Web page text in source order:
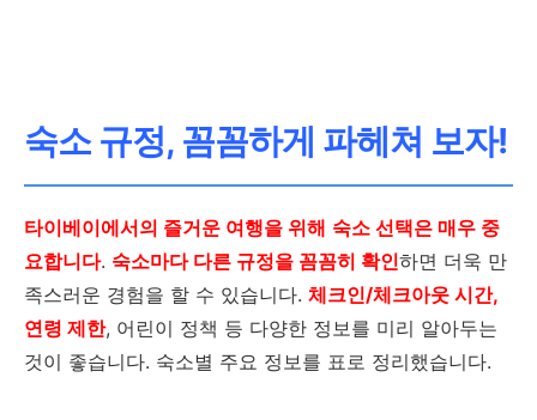
무료 자전거 대여
위치
편리한 위치
숙소 규정, 꼼꼼하게 파헤쳐 보자!
타이베이에서의 즐거운 여행을 위해 숙소 선택은 매우 중
요합니다. 숙소마다 다른 규정을 꼼꼼히 확인하면 더욱 만
족스러운 경험을 할 수 있습니다. 체크인/체크아웃 시간,
연령 제한, 어린이 정책 등 다양한 정보를 미리 알아두는
것이 좋습니다. 숙소별 주요 정보를 표로 정리했습니다.